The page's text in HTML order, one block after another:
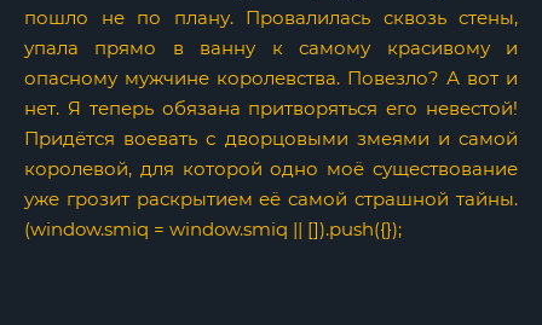
пошло не по плану. Провалилась сквозь стены,
упала прямо в ванну к самому красивому и
опасному мужчине королевства. Повезло? А вот и
нет. Я теперь обязана притворяться его невестой!
Придётся воевать с дворцовыми змеями и самой
королевой, для которой одно моё существование
уже грозит раскрытием её самой страшной тайны.
(window.smiq = window.smiq || []).push({});